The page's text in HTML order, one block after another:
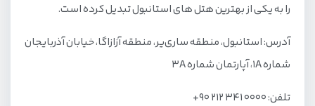
را به یکی از بهترین هتل های استانبول تبدیل کرده است.
آدرس: استانبول، منطقه ساری‌یر، منطقه آزازاگا، خیابان آذربایجان
شماره ۱A، آپارتمان شماره ۳A
تلفن: 0000 341 212 90+